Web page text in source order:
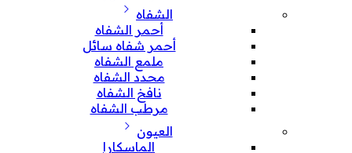
الشفاه
أحمر الشفاه
أحمر شفاه سائل
ملمع الشفاه
محدد الشفاه
نافخ الشفاه
مرطب الشفاه
العيون
الماسكارا